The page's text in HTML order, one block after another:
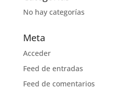
No hay categorías
Meta
Acceder
Feed de entradas
Feed de comentarios